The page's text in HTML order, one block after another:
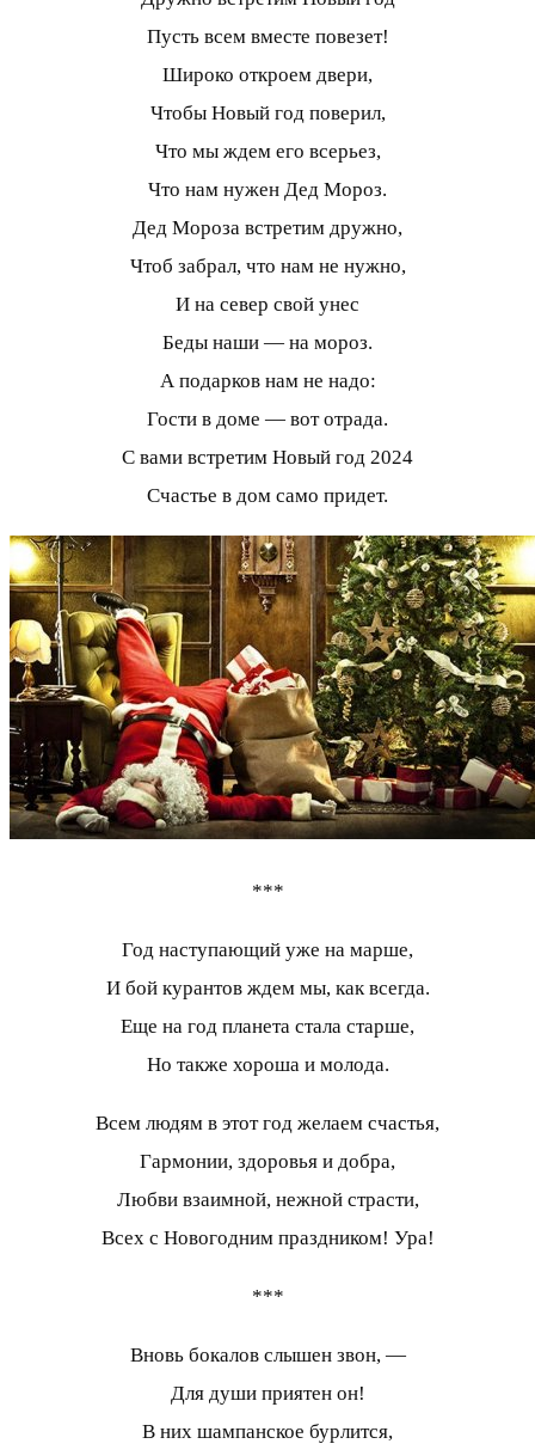
Пусть всем вместе повезет!
Широко откроем двери,
Чтобы Новый год поверил,
Что мы ждем его всерьез,
Что нам нужен Дед Мороз.
Дед Мороза встретим дружно,
Чтоб забрал, что нам не нужно,
И на север свой унес
Беды наши — на мороз.
А подарков нам не надо:
Гости в доме — вот отрада.
С вами встретим Новый год 2024
Счастье в дом само придет.
***
Год наступающий уже на марше,
И бой курантов ждем мы, как всегда.
Еще на год планета стала старше,
Но также хороша и молода.
Всем людям в этот год желаем счастья,
Гармонии, здоровья и добра,
Любви взаимной, нежной страсти,
Всех с Новогодним праздником! Ура!
***
Вновь бокалов слышен звон, —
Для души приятен он!
В них шампанское бурлится,